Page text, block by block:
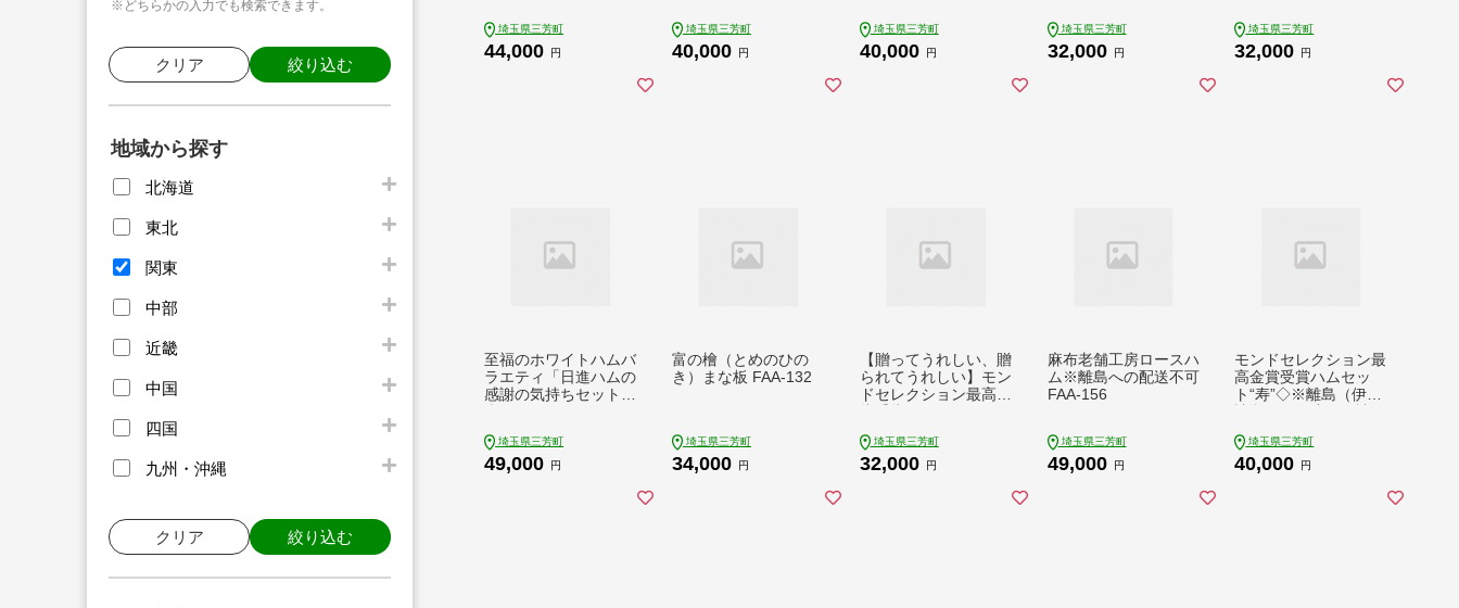
※どちらかの入力でも検索できます。
クリア 絞り込む
地域から探す
北海道
東北
関東
中部
近畿
中国
四国
九州・沖縄
クリア 絞り込む
美容液ジェル 300g
（約6ヶ月分）の美白
埼玉県三芳町
44,000 円
ョナー 150g【化粧
品】メンズ セット ※
埼玉県三芳町
40,000 円
埼玉県三芳町
40,000 円
埼玉県三芳町
32,000 円
埼玉県三芳町
32,000 円
至福のホワイトハムバ
ラエティ「日進ハムの
感謝の気持ちセット」
埼玉県三芳町
49,000 円
富の檜（とめのひの
き）まな板 FAA-132
埼玉県三芳町
34,000 円
【贈ってうれしい、贈
られてうれしい】モン
ドセレクション最高金
暮 ギフト 手土産 贈り
物 熨斗 個包装 ハム
埼玉県三芳町
32,000 円
麻布老舗工房ロースハ
ム※離島への配送不可
FAA-156
埼玉県三芳町
49,000 円
モンドセレクション最
高金賞受賞ハムセッ
ト“寿”◇※離島（伊豆
A-175
埼玉県三芳町
40,000 円